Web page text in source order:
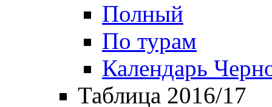
Полный
По турам
Календарь
Таблица 2016/17